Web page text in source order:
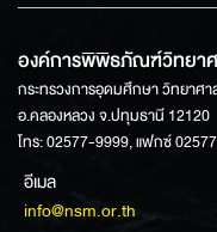
องค์การพิพิธภัณฑ์วิทยา
กระทรวงการอุดมศึกษา วิทยาศ
อ.คลองหลวง จ.ปทุมธานี 12120
โทร: 02577-9999, แฟกซ์
อีเมล
info@nsm.or.th